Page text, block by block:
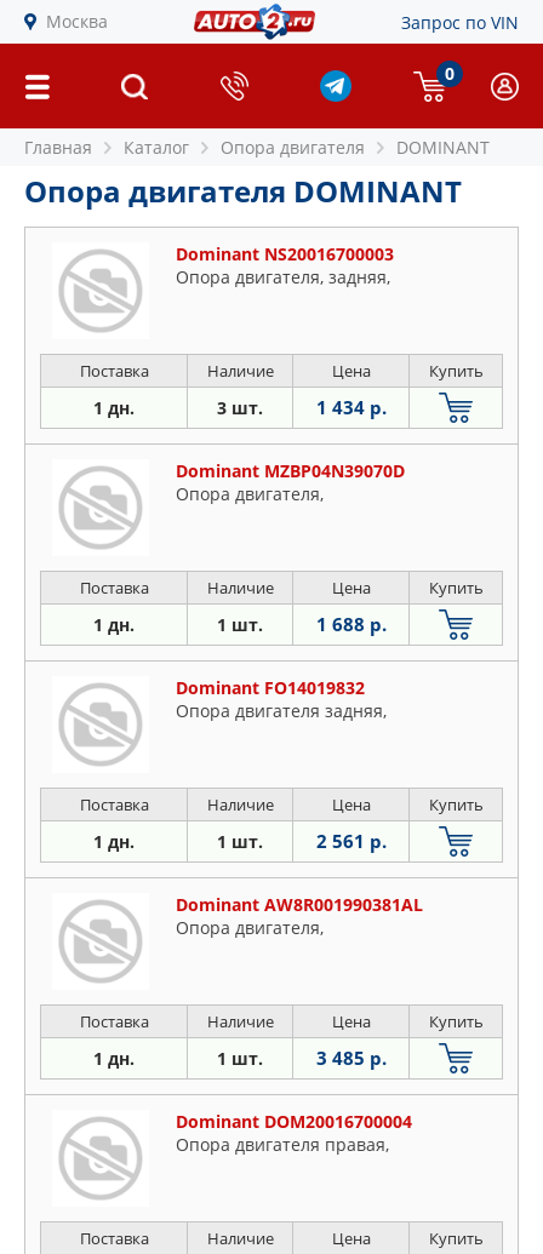
Москва Запрос по VIN
0
Главная Каталог Опора двигателя DOMINANT
Опора двигателя DOMINANT
Dominant NS20016700003
Опора двигателя, задняя,
Поставка Наличие Цена Купить
1 дн. 3 шт. 1 434 р.
Dominant MZBP04N39070D
Опора двигателя,
Поставка Наличие Цена Купить
1 дн. 1 шт. 1 688 р.
Dominant FO14019832
Опора двигателя задняя,
Поставка Наличие Цена Купить
1 дн. 1 шт. 2 561 р.
Dominant AW8R001990381AL
Опора двигателя,
Поставка Наличие Цена Купить
1 дн. 1 шт. 3 485 р.
Dominant DOM20016700004
Опора двигателя правая,
Поставка Наличие Цена Купить